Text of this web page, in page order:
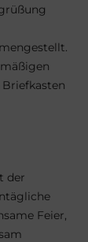
der
Feier,